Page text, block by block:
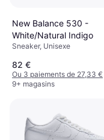
New Balance 530 -
White/Natural Indigo
Sneaker, Unisexe
82 €
Ou 3 paiements de 27,33 €
9+ magasins